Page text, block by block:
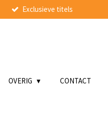
Exclusieve titels
OVERIG CONTACT